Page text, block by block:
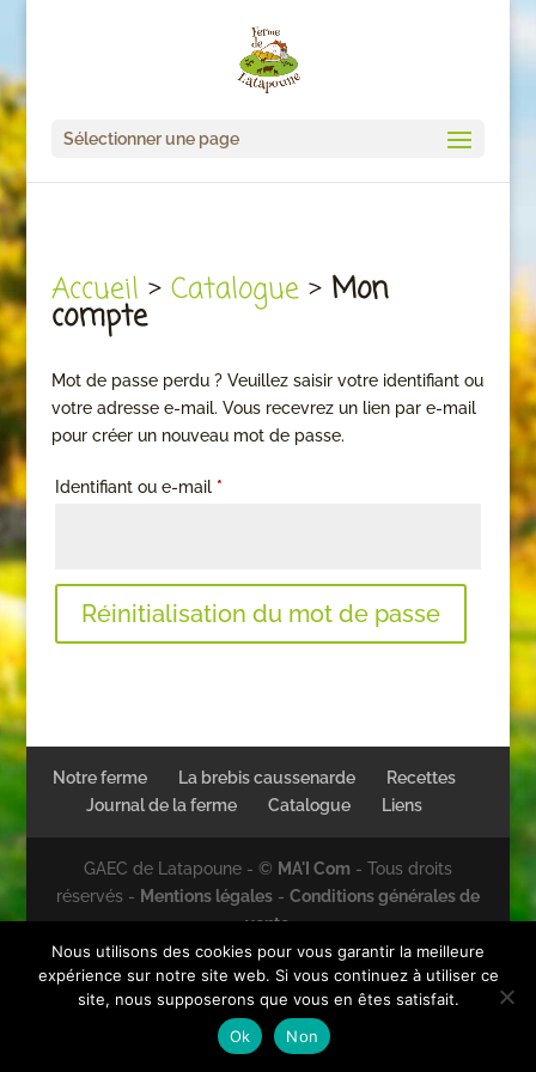
Sélectionner une page
Accueil > Catalogue> Mon
compte
Mot de passe perdu ? Veuillez saisir votre identifiant ou
votre adresse e-mail. Vous recevrez un lien par e-mail
pour créer un nouveau mot de passe.
Identifiant ou e-mail *Obligatoire
Réinitialisation du mot de passe
Notre ferme La brebis caussenarde
Recettes
Journal de la ferme
Catalogue Liens
GAEC de Latapoune - © MA'I Com - Tous droits
réservés - Mentions légales- Conditions générales de
vente
Nous utilisons des cookies pour vous garantir la meilleure
expérience sur notre site web. Si vous continuez à utiliser ce
site, nous supposerons que vous en êtes satisfait.
Ok
Non